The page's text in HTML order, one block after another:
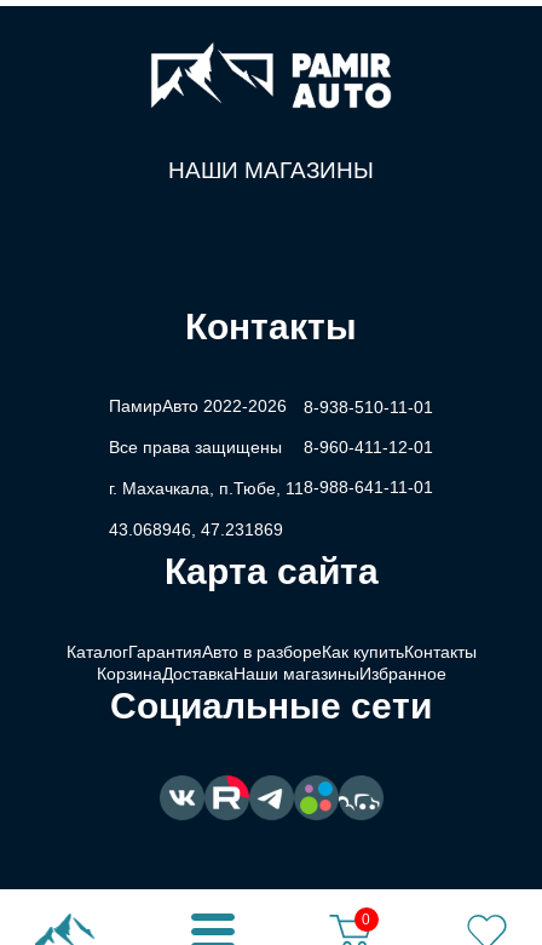
0
НАШИ МАГАЗИНЫ
Контакты
ПамирАвто 2022-2026
Все права защищены
г. Махачкала, п.Тюбе, 11
43.068946, 47.231869
8-938-510-11-01
8-960-411-12-01
8-988-641-11-01
Карта сайта
КаталогГарантияАвто в разбореКак купитьКонтакты
КорзинаДоставкаНаши магазиныИзбранное
Социальные сети